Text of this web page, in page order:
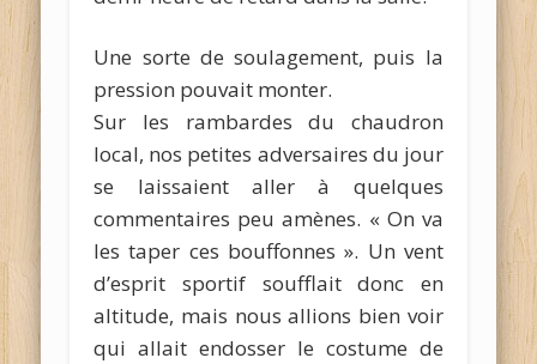
Une sorte de soulagement, puis la
pression pouvait monter.
Sur les rambardes du chaudron
local, nos petites adversaires du jour
se laissaient aller à quelques
commentaires peu amènes. « On va
les taper ces bouffonnes ». Un vent
d’esprit sportif soufflait donc en
altitude, mais nous allions bien voir
qui allait endosser le costume de